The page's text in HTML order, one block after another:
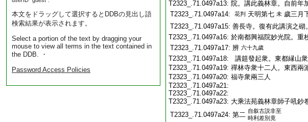
本文をドラッグして選択するとDDBの見出し語
検索結果が表示されます。
Select a portion of the text by dragging your
mouse to view all terms in the text contained in
the DDB. ・
Password Access Policies
T2323_.71.0497a13: 院。講此義林章。自前年
T2323_.71.0497a14:
花判 天明第七 未 歲三月
T2323_.71.0497a15: 善長寺。復有此講演之砌
T2323_.71.0497a16: 於南都興福院妙光院。
T2323_.71.0497a17: 辨 六十九歲
T2323_.71.0497a18:
講筵發起衆。東都縁山
T2323_.71.0497a19: 禪林寺衆十二人。東西兩
T2323_.71.0497a20: 福寺衆兩三人
T2323_.71.0497a21:
T2323_.71.0497a22:
T2323_.71.0497a23: 大乘法苑義林章師子吼鈔
T2323_.71.0497a24: 第二 自叙古説非至
時利差別竟